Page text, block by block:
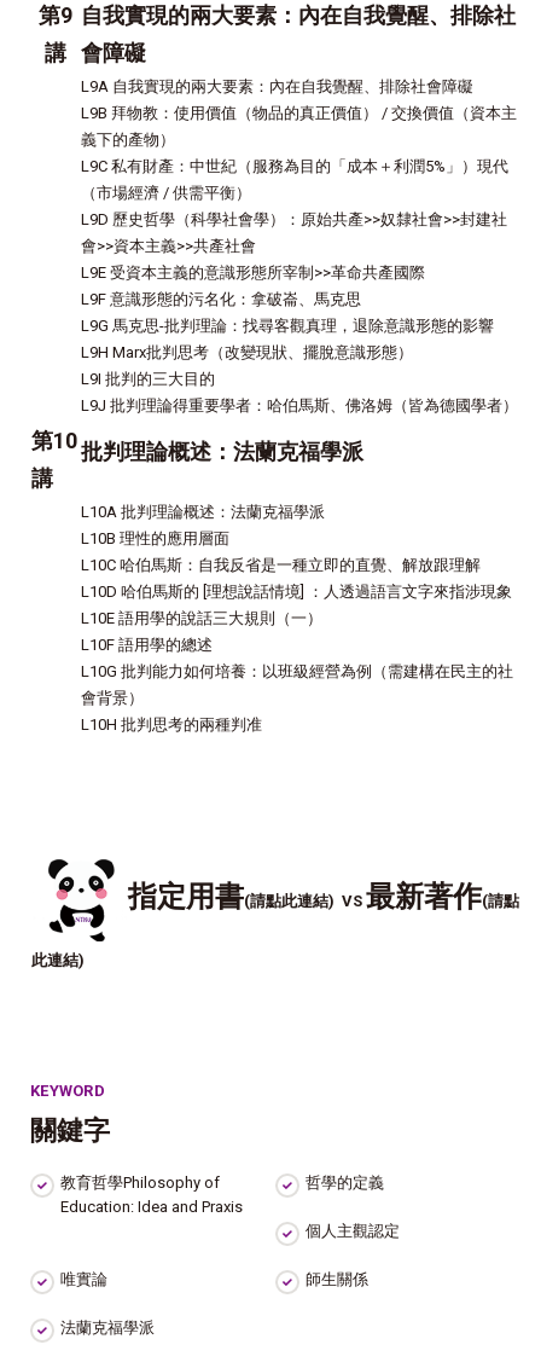
第9
講
自我實現的兩大要素：內在自我覺醒、排除社
會障礙
L9A 自我實現的兩大要素：內在自我覺醒、排除社會障礙
L9B 拜物教：使用價值（物品的真正價值） / 交換價值（資本主
義下的產物）
L9C 私有財產：中世紀（服務為目的「成本＋利潤5%」）現代
（市場經濟 / 供需平衡）
L9D 歷史哲學（科學社會學）：原始共產>>奴隸社會>>封建社
會>>資本主義>>共產社會
L9E 受資本主義的意識形態所宰制>>革命共產國際
L9F 意識形態的污名化：拿破崙、馬克思
L9G 馬克思-批判理論：找尋客觀真理，退除意識形態的影響
L9H Marx批判思考（改變現狀、擺脫意識形態）
L9I 批判的三大目的
L9J 批判理論得重要學者：哈伯馬斯、佛洛姆（皆為德國學者）
第10
講
批判理論概述：法蘭克福學派
L10A 批判理論概述：法蘭克福學派
L10B 理性的應用層面
L10C 哈伯馬斯：自我反省是一種立即的直覺、解放跟理解
L10D 哈伯馬斯的 [理想說話情境] ：人透過語言文字來指涉現象
L10E 語用學的說話三大規則（一）
L10F 語用學的總述
L10G 批判能力如何培養：以班級經營為例（需建構在民主的社
會背景）
L10H 批判思考的兩種判准
指定用書(請點此連結) VS 最新著作(請點
此連結)
KEYWORD
關鍵字
教育哲學Philosophy of
Education: Idea and Praxis
哲學的定義
個人主觀認定
唯實論 師生關係
法蘭克福學派